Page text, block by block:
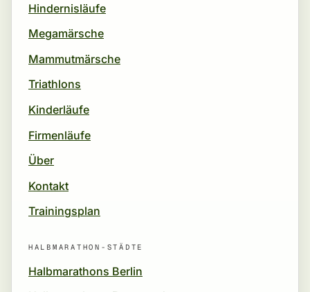
Hindernisläufe
Megamärsche
Mammutmärsche
Triathlons
Kinderläufe
Firmenläufe
Über
Kontakt
Trainingsplan
HALBMARATHON-STÄDTE
Halbmarathons Berlin